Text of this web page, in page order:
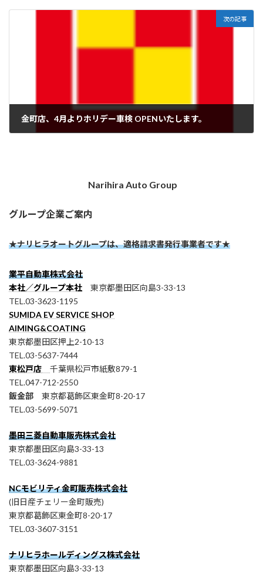
次の記事
金町店、4月よりホリデー車検 OPENいたします。
Narihira Auto Group
グループ企業ご案内
★ナリヒラオートグループは、適格請求書発行事業者です★
業平自動車株式会社
本社／グループ本社 東京都墨田区向島3-33-13
TEL.03-3623-1195
SUMIDA EV SERVICE SHOP
AIMING&COATING
東京都墨田区押上2-10-13
TEL.03-5637-7444
東松戸店
千葉県松戸市紙敷879-1
TEL.047-712-2550
鈑金部 東京都葛飾区東金町8-20-17
TEL.03-5699-5071
墨田三菱自動車販売株式会社
東京都墨田区向島3-33-13
TEL.03-3624-9881
NCモビリティ金町販売株式会社
(旧日産チェリー金町販売)
東京都葛飾区東金町8-20-17
TEL.03-3607-3151
ナリヒラホールディングス株式会社
東京都墨田区向島3-33-13